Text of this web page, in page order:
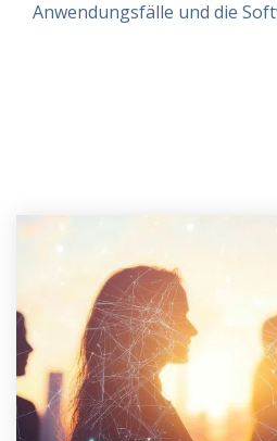
Anwendungsfälle und die